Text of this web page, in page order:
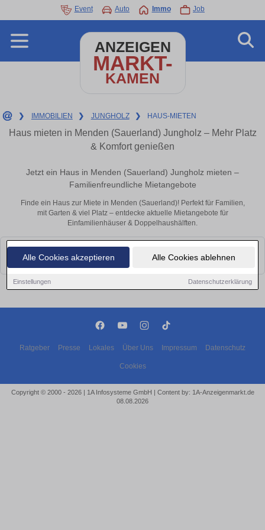
Alle Cookies akzeptieren Alle Cookies ablehnen
Einstellungen Datenschutzerklärung
Event Auto Immo Job
ANZEIGEN
MARKT-
KAMEN
❯ IMMOBILIEN ❯ JUNGHOLZ ❯ HAUS-MIETEN
Haus mieten in Menden (Sauerland) Jungholz – Mehr Platz
& Komfort genießen
Jetzt ein Haus in Menden (Sauerland) Jungholz mieten –
Familienfreundliche Mietangebote
Finde ein Haus zur Miete in Menden (Sauerland)! Perfekt für Familien,
mit Garten & viel Platz – entdecke aktuelle Mietangebote für
Einfamilienhäuser & Doppelhaushälften.
Leider konnten wir derzeit keine passenden Objekte finden. Schauen Sie
bald wieder vorbei!
Ratgeber Presse Lokales Über Uns Impressum Datenschutz
Cookies
Copyright © 2000 - 2026 | 1A Infosysteme GmbH | Content by: 1A-Anzeigenmarkt.de
08.08.2026